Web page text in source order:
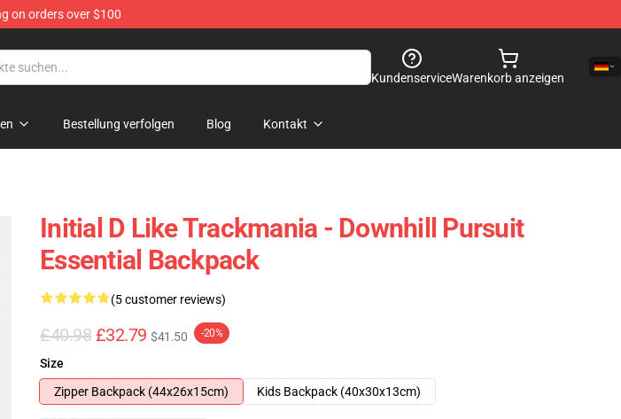
on orders over $100
KundenserviceWarenkorb anzeigen
Bestellung verfolgen Blog Kontakt
Initial D Like Trackmania - Downhill Pursuit
Essential Backpack
(5 customer reviews)
£40.98 £32.79 $41.50 -20%
Size
Zipper Backpack (44x26x15cm)
Kids Backpack (40x30x13cm)